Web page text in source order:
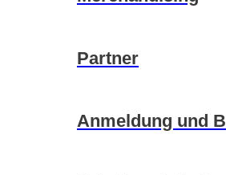
Partner
Anmeldung und